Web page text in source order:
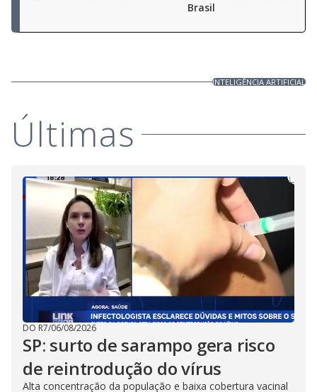
Brasil
INTELIGÊNCIA ARTIFICIAL
Últimas
DO R7/06/08/2026
SP: surto de sarampo gera risco
de reintrodução do vírus
Alta concentração da população e baixa cobertura vacinal